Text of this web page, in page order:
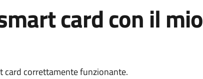
card con il mio
card correttamente funzionante.